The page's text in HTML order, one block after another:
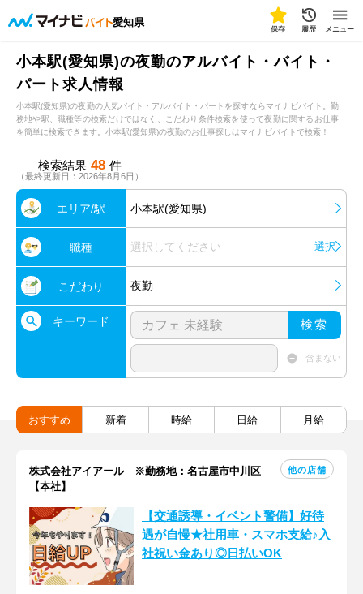
愛知県
保存 履歴 メニュー
小本駅(愛知県)の夜勤のアルバイト・バイト・
パート求人情報
小本駅(愛知県)の夜勤の人気バイト・アルバイト・パートを探すならマイナビバイト。勤
務地や駅、職種等の検索だけではなく、こだわり条件検索を使って夜勤に関するお仕事
を簡単に検索できます。小本駅(愛知県)の夜勤のお仕事探しはマイナビバイトで検索！
検索結果 48 件
（最終更新日：2026年8月6日）
エリア/駅 小本駅(愛知県)
職種 選択してください 選択
こだわり 夜勤
キーワード 検索
含まない
おすすめ 新着 時給 日給 月給
株式会社アイアール ※勤務地：名古屋市中川区
【本社】
他の店舗
【交通誘導・イベント警備】好待
遇が自慢★社用車・スマホ支給♪入
社祝い金あり◎日払いOK